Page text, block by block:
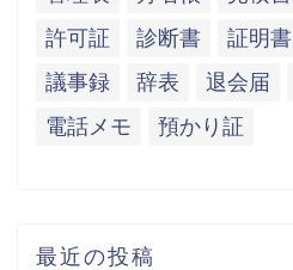
許可証
診断書 証明書
議事録
辞表 退会届
電話メモ
預かり証
最近の投稿